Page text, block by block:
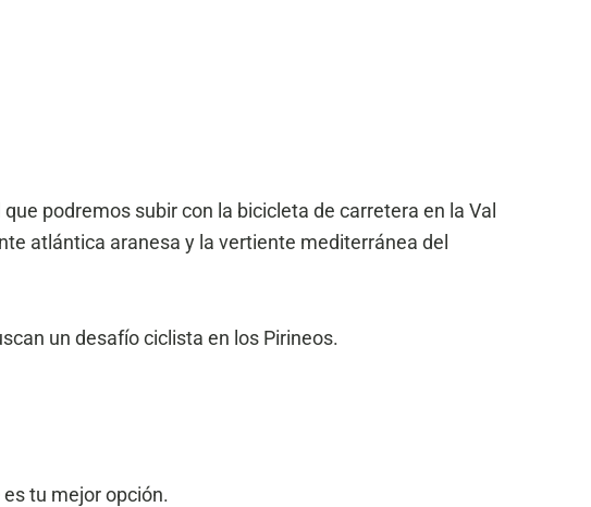
podremos subir con la bicicleta de carretera en la Val
atlántica aranesa y la vertiente mediterránea del
un desafío ciclista en los Pirineos.
es tu mejor opción.